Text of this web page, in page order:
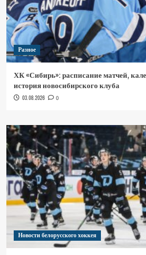
Разное
ХК «Сибирь»: расписание матчей,
история новосибирского клуба
03.08.2026 0
Новости белорусского хоккея